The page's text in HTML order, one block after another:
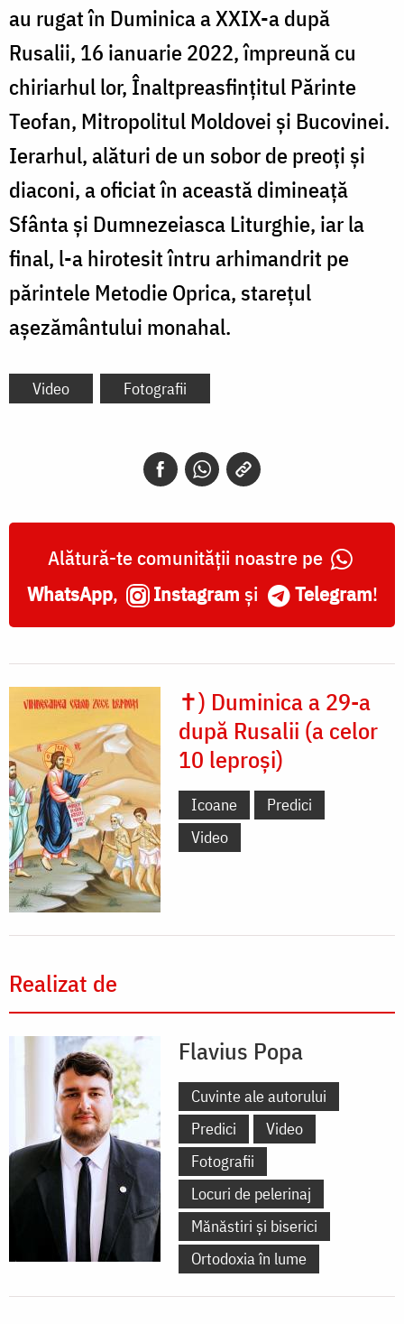
au rugat în Duminica a XXIX-a după
Rusalii, 16 ianuarie 2022, împreună cu
chiriarhul lor, Înaltpreasfințitul Părinte
Teofan, Mitropolitul Moldovei și Bucovinei.
Ierarhul, alături de un sobor de preoți și
diaconi, a oficiat în această dimineață
Sfânta și Dumnezeiasca Liturghie, iar la
final, l-a hirotesit întru arhimandrit pe
părintele Metodie Oprica, starețul
așezământului monahal.
Video Fotografii
Alătură-te comunității noastre pe
WhatsApp, Instagram și Telegram!
✝) Duminica a 29-a
după Rusalii (a celor
10 leproși)
Icoane
Predici
Video
Realizat de
Flavius Popa
Cuvinte ale autorului
Predici
Video
Fotografii
Locuri de pelerinaj
Mănăstiri și biserici
Ortodoxia în lume